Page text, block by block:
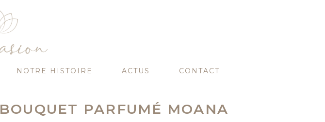
NOTRE HISTOIRE ACTUS CONTACT
BOUQUET PARFUMÉ MOANA